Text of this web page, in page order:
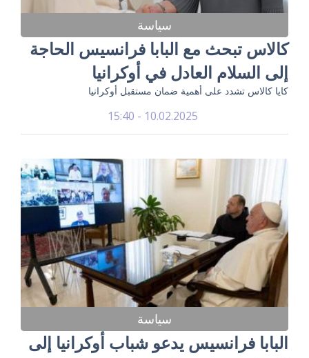
سياسة
كالاس تبحث مع البابا فرانسيس الحاجة
إلى السلام العادل في أوكرانيا
كايا كالاس تشدد على أهمية ضمان مستقبل أوكرانيا
10.02.2025 - 15:40
سياسة
البابا فرانسيس يدعو شباب أوكرانيا إلى